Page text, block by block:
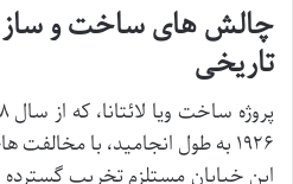
چالش های ساخت و
تاریخی
۱۹۲۶ به طول انجامید، با
این خیابان مستلزم تخریب